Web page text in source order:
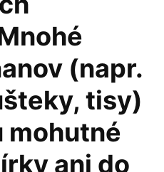
(napr.
tisy)
mohutné
ani do